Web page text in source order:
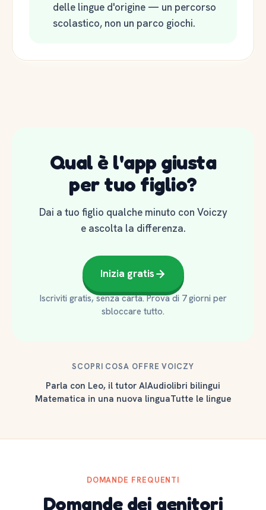
delle lingue d'origine — un percorso
scolastico, non un parco giochi.
Qual è l'app giusta
per tuo figlio?
Dai a tuo figlio qualche minuto con Voiczy
e ascolta la differenza.
Inizia gratis
Iscriviti gratis, senza carta. Prova di 7 giorni per
sbloccare tutto.
SCOPRI COSA OFFRE VOICZY
Parla con Leo, il tutor AIAudiolibri bilingui
Matematica in una nuova linguaTutte le lingue
DOMANDE FREQUENTI
Domande dei genitori